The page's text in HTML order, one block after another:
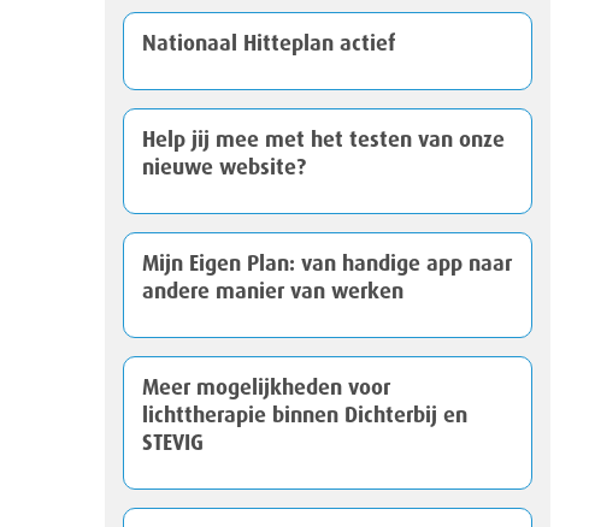
Nationaal Hitteplan actief
Help jij mee met het testen van onze
nieuwe website?
Mijn Eigen Plan: van handige app naar
andere manier van werken
Meer mogelijkheden voor
lichttherapie binnen Dichterbij en
STEVIG